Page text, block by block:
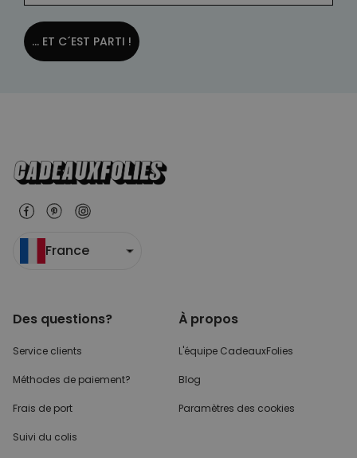
... ET C´EST PARTI !
France
Des questions?
Service clients
Méthodes de paiement?
Frais de port
Suivi du colis
À propos
L'équipe CadeauxFolies
Blog
Paramètres des cookies